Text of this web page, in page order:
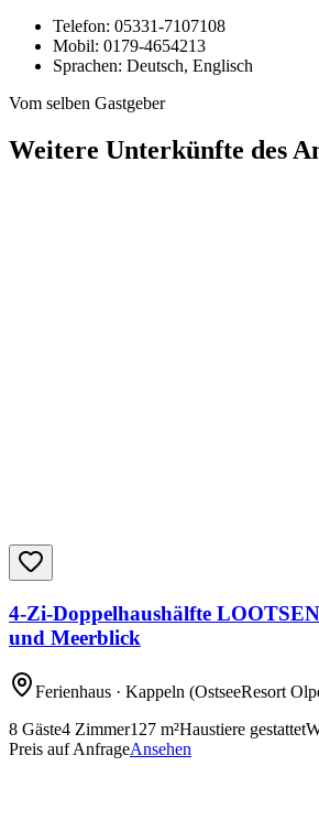
Telefon: 05331-7107108
Mobil: 0179-4654213
Sprachen: Deutsch, Englisch
Vom selben Gastgeber
Weitere Unterkünfte des
4-Zi-Doppelhaushälfte
und Meerblick
Ferienhaus · Kappeln (OstseeResort
8 Gäste4 Zimmer127 m²Haustiere gestattet
Preis auf AnfrageAnsehen